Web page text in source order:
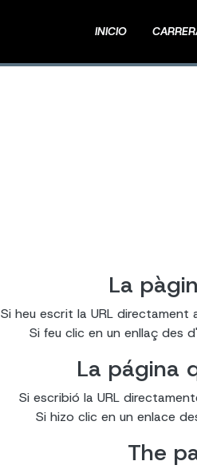
INICIO
La
Si heu escrit la URL
Si feu clic en un enllaç des
La página
Si escribió la URL
Si hizo clic en un enlace
The